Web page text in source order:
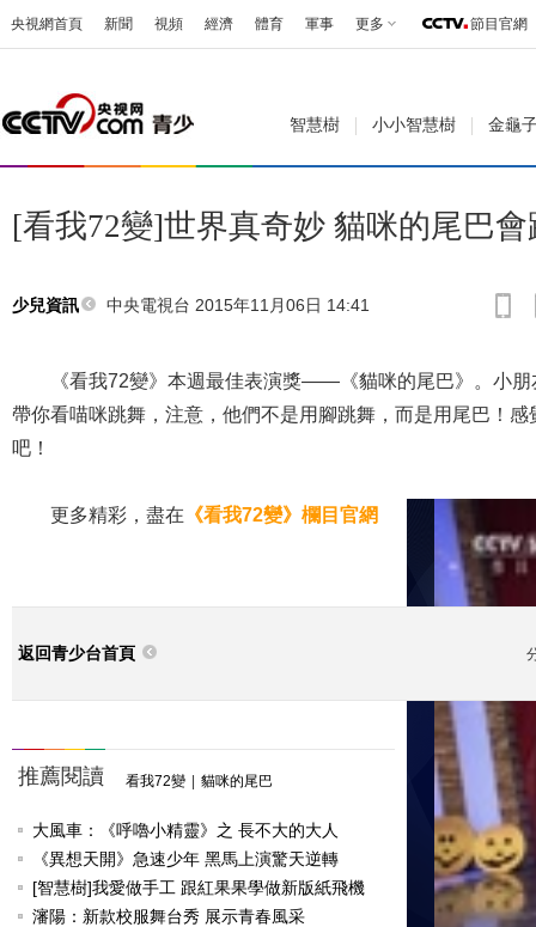
央視網首頁 新聞 視頻 經濟 體育 軍事 更多 節目官網
智慧樹 小小智慧樹 金龜
[看我72變]世界真奇妙 貓咪的尾巴會
少兒資訊 中央電視台 2015年11月06日 14:41
《看我72變》本週最佳表演獎——《貓咪的尾巴》。小朋
帶你看喵咪跳舞，注意，他們不是用腳跳舞，而是用尾巴！
吧！
更多精彩，盡在 《看我72變》欄目官網
返回青少台首頁
推薦閱讀 看我72變 貓咪的尾巴
大風車：《呼嚕小精靈》之 長不大的大人
《異想天開》急速少年 黑馬上演驚天逆轉
[智慧樹]我愛做手工 跟紅果果學做新版紙飛機
瀋陽：新款校服舞台秀 展示青春風采
實時熱點
小
看我72變